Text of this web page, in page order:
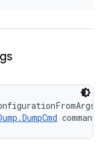
command)